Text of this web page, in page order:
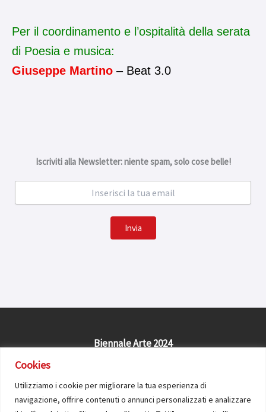
Cookies
Utilizziamo i cookie per migliorare la tua esperienza di
navigazione, offrire contenuti o annunci personalizzati e analizzare
Per il coordinamento e l’ospitalità della serata
di Poesia e musica:
Giuseppe Martino – Beat 3.0
Iscriviti alla Newsletter: niente spam, solo cose belle!
Invia
Biennale Arte 2024